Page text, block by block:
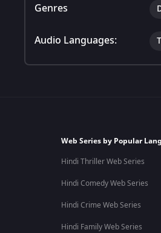
Genres
Audio Languages:
Web Series by Popular
Hindi Thriller Web Series
Hindi Comedy Web Series
Hindi Crime Web Series
Hindi Family Web Series